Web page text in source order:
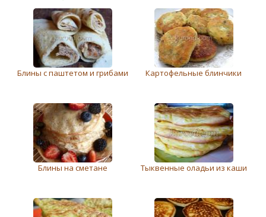
Блины с паштетом и грибами Картофельные блинчики
Блины на сметане Тыквенные оладьи из каши